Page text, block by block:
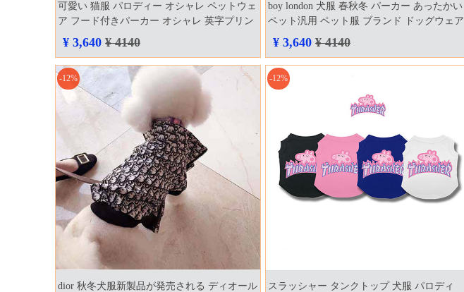
可愛い 猫服 パロディー オシャレ ペットウェ
ア フード付きパーカー オシャレ 英字プリン
ト 帽子付き かっこいい 犬 猫 洋服
¥ 3,640 ¥ 4140
boy london 犬服 春秋冬 パーカー あったかい
ペット汎用 ペット服 ブランド ドッグウェア
ボーイロンドン上着 犬用 トレーナー お散歩
お出かけ 犬衣装
¥ 3,640 ¥ 4140
-12%
dior 秋冬犬服新製品が発売される ディオール
-12%
スラッシャー タンクトップ 犬服 パロディ